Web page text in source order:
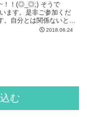
！！(◎_◎;) そうで
ます。是非ご参加くだ
。自分とは関係ないとい
に進めるよ... 2018.06.24
む